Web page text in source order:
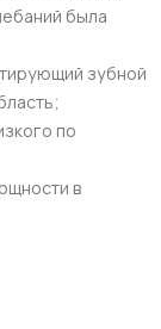
была
зубной
по
в